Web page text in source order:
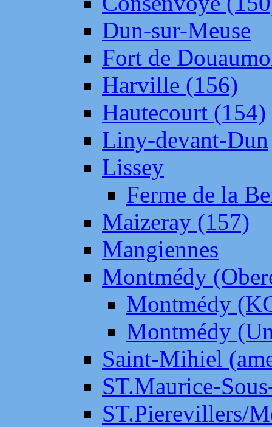
Dun-sur-Meuse
Fort de
Harville (156)
Hautecourt (154)
Liny-devant-Dun
Lissey
Ferme de la
Maizeray (157)
Mangiennes
Montmédy
Montmédy
Montmédy
Saint-Mihiel
ST.Maurice-
ST.Pierevillers/